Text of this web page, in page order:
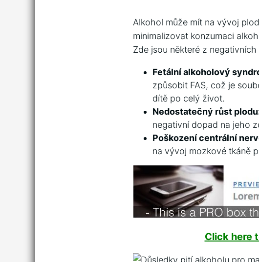
Alkohol‌ může mít na vývoj
minimalizovat konzumaci
Zde⁣ jsou⁤ některé z
Fetální alkoholový
způsobit FAS, ⁣což je
dítě po celý život.
Nedostatečný růst
negativní dopad ⁣na ⁣jeho
Poškození centrální
na ‍vývoj ⁢mozkové tkáně
Click here